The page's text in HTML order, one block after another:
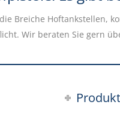
Breiche Hoftankstellen,
Wir beraten Sie gern